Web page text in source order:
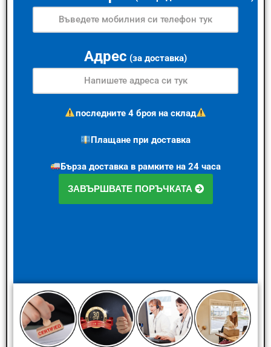
Адрес (за доставка)
последните 4 броя на склад
Плащане при доставка
Бърза доставка в рамките на 24 часа
ЗАВЪРШВАТЕ ПОРЪЧКАТА